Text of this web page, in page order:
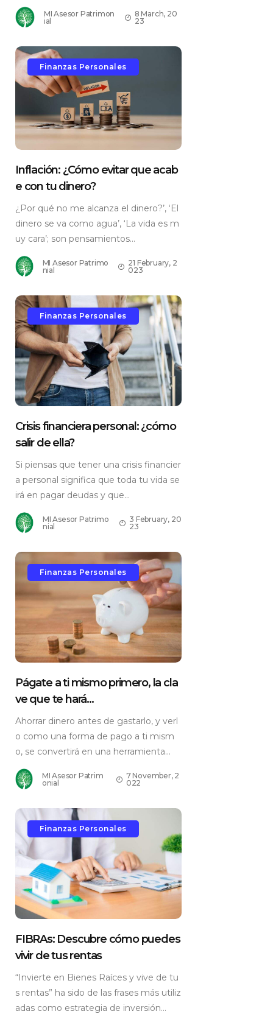
MI Asesor Patrimon
ial
8 March, 20
23
Finanzas Personales
Inflación: ¿Cómo evitar que acab
e con tu dinero?
¿Por qué no me alcanza el dinero?’, ‘El
dinero se va como agua’, ‘La vida es m
uy cara’; son pensamientos...
MI Asesor Patrimo
nial
21 February, 2
023
Finanzas Personales
Crisis financiera personal: ¿cómo
salir de ella?
Si piensas que tener una crisis financier
a personal significa que toda tu vida se
irá en pagar deudas y que...
MI Asesor Patrimo
nial
3 February, 20
23
Finanzas Personales
Págate a ti mismo primero, la cla
ve que te hará...
Ahorrar dinero antes de gastarlo, y verl
o como una forma de pago a ti mism
o, se convertirá en una herramienta...
MI Asesor Patrim
onial
7 November, 2
022
Finanzas Personales
FIBRAs: Descubre cómo puedes
vivir de tus rentas
“Invierte en Bienes Raíces y vive de tu
s rentas” ha sido de las frases más utiliz
adas como estrategia de inversión...